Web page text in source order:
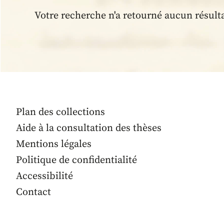
Votre recherche n'a retourné aucun
Plan des collections
Aide à la consultation des thèses
Mentions légales
Politique de confidentialité
Accessibilité
Contact